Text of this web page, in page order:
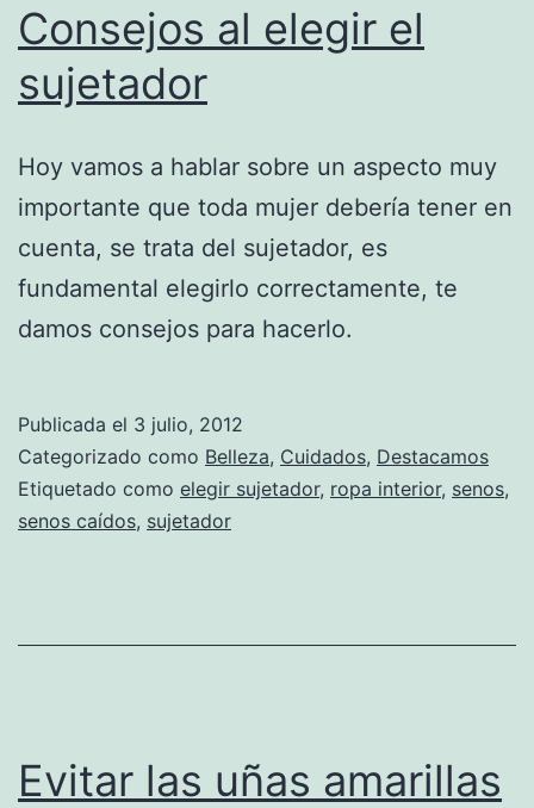
Consejos al elegir el
sujetador
Hoy vamos a hablar sobre un aspecto muy
importante que toda mujer debería tener en
cuenta, se trata del sujetador, es
fundamental elegirlo correctamente, te
damos consejos para hacerlo.
Publicada el 3 julio, 2012
Categorizado como Belleza, Cuidados, Destacamos
Etiquetado como elegir sujetador, ropa interior, senos,
senos caídos, sujetador
Evitar las uñas amarillas